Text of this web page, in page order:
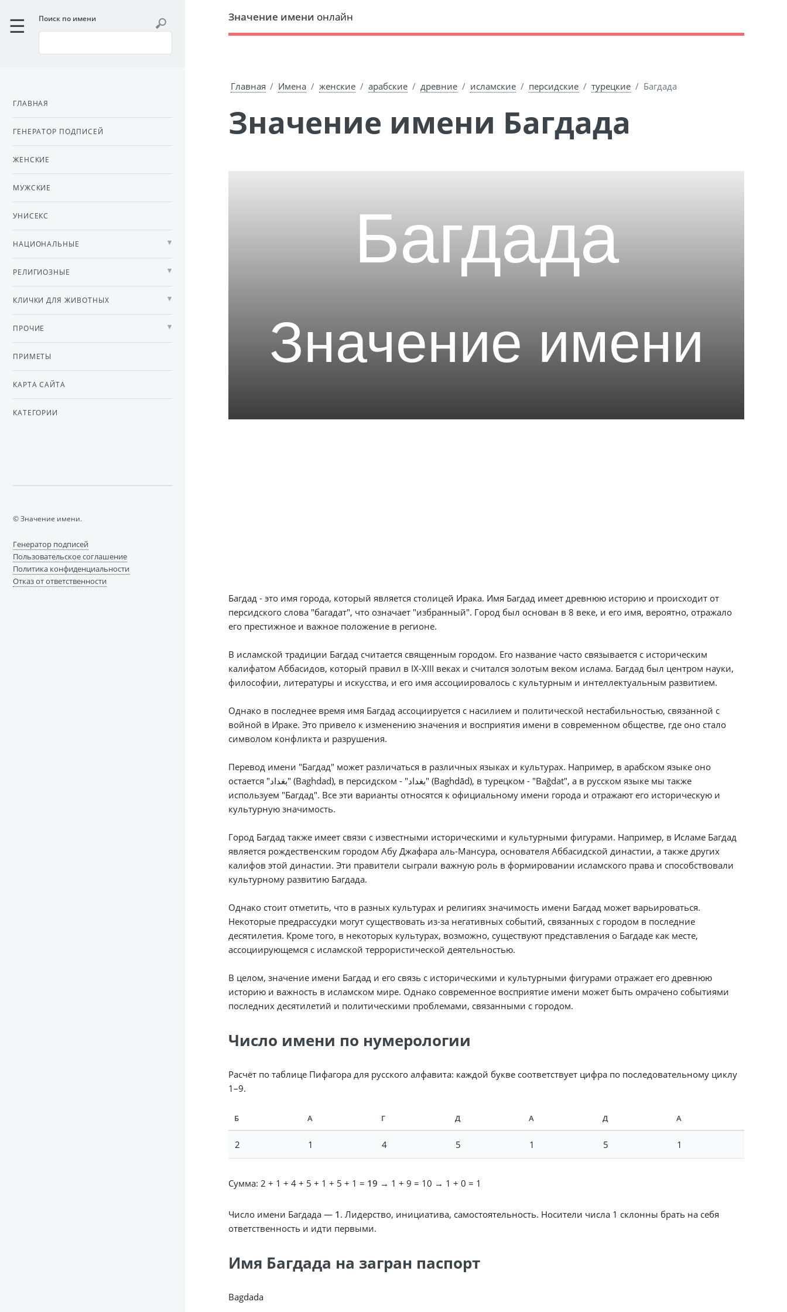
Значение имени онлайн
Главная Имена женские арабские древние исламские персидские турецкие Багдада
Значение имени Багдада
Багдад - это имя города, который является столицей Ирака. Имя Багдад имеет древнюю историю и происходит от
персидского слова "багадат", что означает "избранный". Город был основан в 8 веке, и его имя, вероятно, отражало
его престижное и важное положение в регионе.
В исламской традиции Багдад считается священным городом. Его название часто связывается с историческим
калифатом Аббасидов, который правил в IX-XIII веках и считался золотым веком ислама. Багдад был центром науки,
философии, литературы и искусства, и его имя ассоциировалось с культурным и интеллектуальным развитием.
Однако в последнее время имя Багдад ассоциируется с насилием и политической нестабильностью, связанной с
войной в Ираке. Это привело к изменению значения и восприятия имени в современном обществе, где оно стало
символом конфликта и разрушения.
Перевод имени "Багдад" может различаться в различных языках и культурах. Например, в арабском языке оно
остается "بغداد" (Baghdad), в персидском - "بغداد" (Baghdād), в турецком - "Bağdat", а в русском языке мы также
используем "Багдад". Все эти варианты относятся к официальному имени города и отражают его историческую и
культурную значимость.
Город Багдад также имеет связи с известными историческими и культурными фигурами. Например, в Исламе Багдад
является рождественским городом Абу Джафара аль-Мансура, основателя Аббасидской династии, а также других
калифов этой династии. Эти правители сыграли важную роль в формировании исламского права и способствовали
культурному развитию Багдада.
Однако стоит отметить, что в разных культурах и религиях значимость имени Багдад может варьироваться.
Некоторые предрассудки могут существовать из-за негативных событий, связанных с городом в последние
десятилетия. Кроме того, в некоторых культурах, возможно, существуют представления о Багдаде как месте,
ассоциирующемся с исламской террористической деятельностью.
В целом, значение имени Багдад и его связь с историческими и культурными фигурами отражает его древнюю
историю и важность в исламском мире. Однако современное восприятие имени может быть омрачено событиями
последних десятилетий и политическими проблемами, связанными с городом.
Число имени по нумерологии
Расчёт по таблице Пифагора для русского алфавита: каждой букве соответствует цифра по последовательному циклу
1–9.
Б А Г Д А Д А
2 1 4 5 1 5 1
Сумма: 2 + 1 + 4 + 5 + 1 + 5 + 1 = 19 → 1 + 9 = 10 → 1 + 0 = 1
Число имени Багдада — 1 . Лидерство, инициатива, самостоятельность. Носители числа 1 склонны брать на себя
ответственность и идти первыми.
Имя Багдада на загран паспорт
Bagdada
Поиск по имени
ГЛАВНАЯ
ГЕНЕРАТОР ПОДПИСЕЙ
ЖЕНСКИЕ
МУЖСКИЕ
УНИСЕКС
НАЦИОНАЛЬНЫЕ
РЕЛИГИОЗНЫЕ
КЛИЧКИ ДЛЯ ЖИВОТНЫХ
ПРОЧИЕ
ПРИМЕТЫ
КАРТА САЙТА
КАТЕГОРИИ
© Значение имени.
Генератор подписей
Пользовательское соглашение
Политика конфиденциальности
Отказ от ответственности